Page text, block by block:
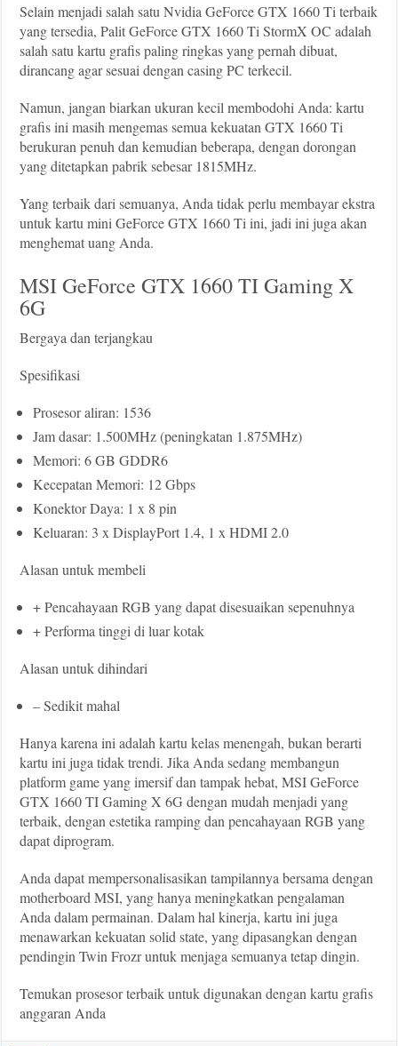
Selain menjadi salah satu Nvidia GeForce GTX 1660 Ti terbaik
yang tersedia, Palit GeForce GTX 1660 Ti StormX OC adalah
salah satu kartu grafis paling ringkas yang pernah dibuat,
dirancang agar sesuai dengan casing PC terkecil.
Namun, jangan biarkan ukuran kecil membodohi Anda: kartu
grafis ini masih mengemas semua kekuatan GTX 1660 Ti
berukuran penuh dan kemudian beberapa, dengan dorongan
yang ditetapkan pabrik sebesar 1815MHz.
Yang terbaik dari semuanya, Anda tidak perlu membayar ekstra
untuk kartu mini GeForce GTX 1660 Ti ini, jadi ini juga akan
menghemat uang Anda.
MSI GeForce GTX 1660 TI Gaming X
6G
Bergaya dan terjangkau
Spesifikasi
Prosesor aliran: 1536
Jam dasar: 1.500MHz (peningkatan 1.875MHz)
Memori: 6 GB GDDR6
Kecepatan Memori: 12 Gbps
Konektor Daya: 1 x 8 pin
Keluaran: 3 x DisplayPort 1.4, 1 x HDMI 2.0
Alasan untuk membeli
+ Pencahayaan RGB yang dapat disesuaikan sepenuhnya
+ Performa tinggi di luar kotak
Alasan untuk dihindari
– Sedikit mahal
Hanya karena ini adalah kartu kelas menengah, bukan berarti
kartu ini juga tidak trendi. Jika Anda sedang membangun
platform game yang imersif dan tampak hebat, MSI GeForce
GTX 1660 TI Gaming X 6G dengan mudah menjadi yang
terbaik, dengan estetika ramping dan pencahayaan RGB yang
dapat diprogram.
Anda dapat mempersonalisasikan tampilannya bersama dengan
motherboard MSI, yang hanya meningkatkan pengalaman
Anda dalam permainan. Dalam hal kinerja, kartu ini juga
menawarkan kekuatan solid state, yang dipasangkan dengan
pendingin Twin Frozr untuk menjaga semuanya tetap dingin.
Temukan prosesor terbaik untuk digunakan dengan kartu grafis
anggaran Anda